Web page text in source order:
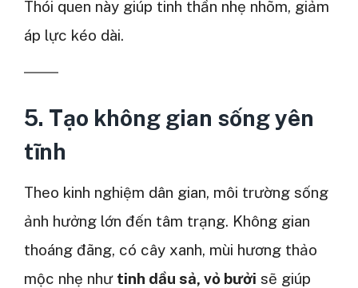
Thói quen này giúp tinh thần nhẹ nhõm, giảm
áp lực kéo dài.
5. Tạo không gian sống yên
tĩnh
Theo kinh nghiệm dân gian, môi trường sống
ảnh hưởng lớn đến tâm trạng. Không gian
thoáng đãng, có cây xanh, mùi hương thảo
mộc nhẹ như tinh dầu sả, vỏ bưởi sẽ giúp